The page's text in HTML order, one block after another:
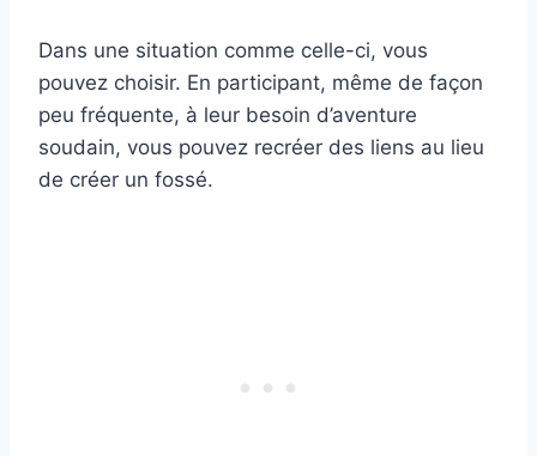
Dans une situation comme celle-ci, vous
pouvez choisir. En participant, même de façon
peu fréquente, à leur besoin d’aventure
soudain, vous pouvez recréer des liens au lieu
de créer un fossé.